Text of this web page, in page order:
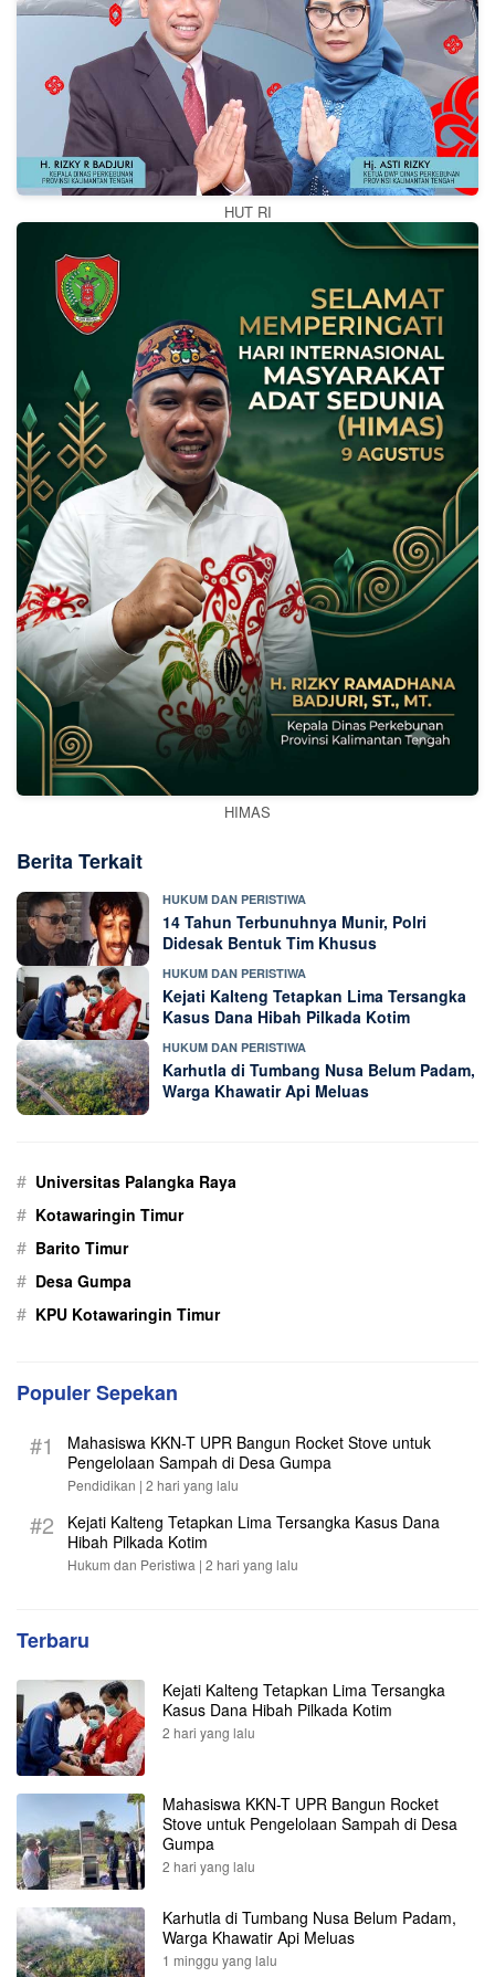
HUT RI
HIMAS
Berita Terkait
HUKUM DAN PERISTIWA
14 Tahun Terbunuhnya Munir, Polri
Didesak Bentuk Tim Khusus
HUKUM DAN PERISTIWA
Kejati Kalteng Tetapkan Lima Tersangka
Kasus Dana Hibah Pilkada Kotim
HUKUM DAN PERISTIWA
Karhutla di Tumbang Nusa Belum Padam,
Warga Khawatir Api Meluas
# Universitas Palangka Raya
# Kotawaringin Timur
# Barito Timur
# Desa Gumpa
# KPU Kotawaringin Timur
Populer Sepekan
#1
Mahasiswa KKN-T UPR Bangun Rocket Stove untuk
Pengelolaan Sampah di Desa Gumpa
Pendidikan | 2 hari yang lalu
#2
Kejati Kalteng Tetapkan Lima Tersangka Kasus Dana
Hibah Pilkada Kotim
Hukum dan Peristiwa | 2 hari yang lalu
Terbaru
Kejati Kalteng Tetapkan Lima Tersangka
Kasus Dana Hibah Pilkada Kotim
2 hari yang lalu
Mahasiswa KKN-T UPR Bangun Rocket
Stove untuk Pengelolaan Sampah di Desa
Gumpa
2 hari yang lalu
Karhutla di Tumbang Nusa Belum Padam,
Warga Khawatir Api Meluas
1 minggu yang lalu